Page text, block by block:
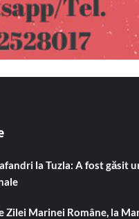
la Tuzla: A fost găsit
Marinei Române, la